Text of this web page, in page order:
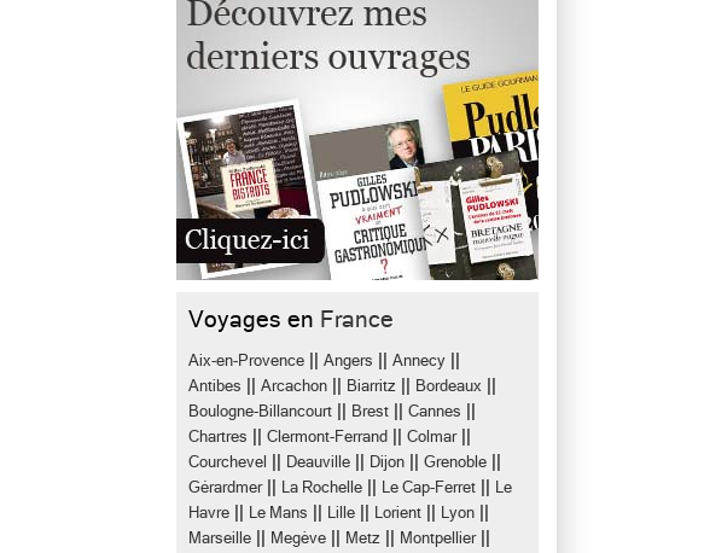
Voyages en France
Aix-en-Provence Angers Annecy
Antibes Arcachon Biarritz Bordeaux
Boulogne-Billancourt Brest Cannes
Chartres Clermont-Ferrand Colmar||
Courchevel Deauville Dijon Grenoble
Gérardmer|| La Rochelle Le Cap-Ferret
Le
Havre
Le Mans Lille Lorient Lyon
Marseille Megève Metz Montpellier||